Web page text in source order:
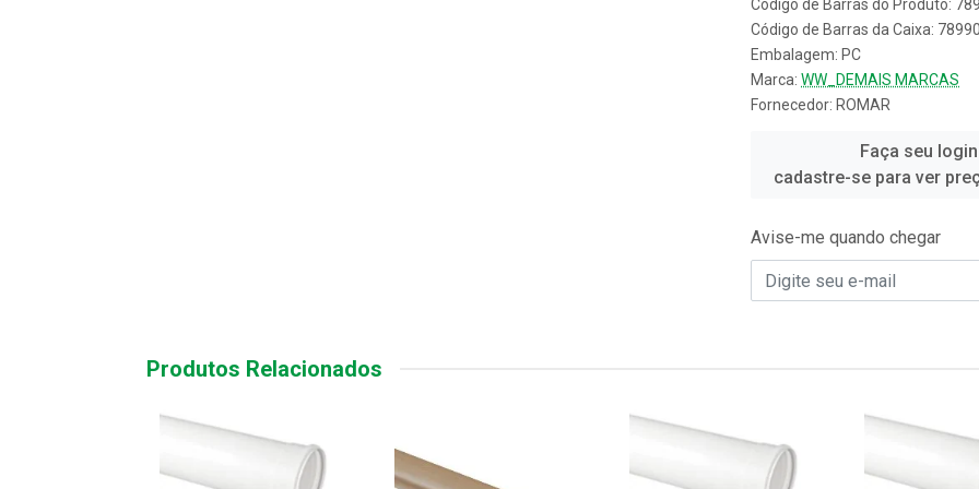
Código de Barras do Produto:
Código de Barras da Caixa:
Embalagem: PC
Marca: WW_DEMAIS MARCAS
Fornecedor: ROMAR
Faça seu
cadastre-se para ver
Avise-me quando chegar
Produtos Relacionados